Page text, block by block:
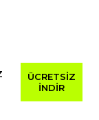
ÜCRETSİZ
İNDİR